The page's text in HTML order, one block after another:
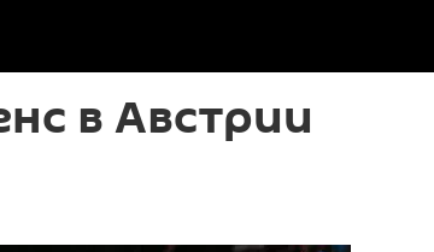
в Австрии